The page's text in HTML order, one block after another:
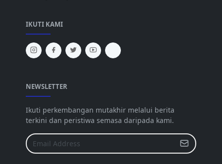
IKUTI KAMI
NEWSLETTER
Ikuti perkembangan mutakhir melalui berita
terkini dan peristiwa semasa daripada kami.